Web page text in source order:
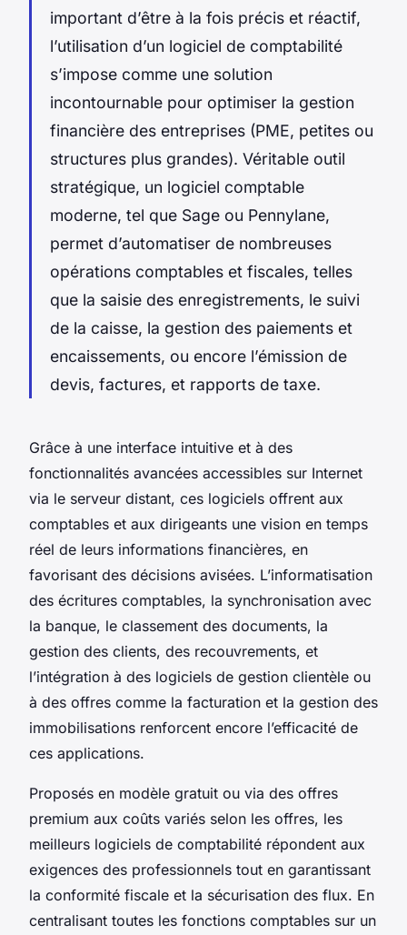
important d’être à la fois précis et réactif,
l’utilisation d’un logiciel de comptabilité
s’impose comme une solution
incontournable pour optimiser la gestion
financière des entreprises (PME, petites ou
structures plus grandes). Véritable outil
stratégique, un logiciel comptable
moderne, tel que Sage ou Pennylane,
permet d’automatiser de nombreuses
opérations comptables et fiscales, telles
que la saisie des enregistrements, le suivi
de la caisse, la gestion des paiements et
encaissements, ou encore l’émission de
devis, factures, et rapports de taxe.
Grâce à une interface intuitive et à des
fonctionnalités avancées accessibles sur Internet
via le serveur distant, ces logiciels offrent aux
comptables et aux dirigeants une vision en temps
réel de leurs informations financières, en
favorisant des décisions avisées. L’informatisation
des écritures comptables, la synchronisation avec
la banque, le classement des documents, la
gestion des clients, des recouvrements, et
l’intégration à des logiciels de gestion clientèle ou
à des offres comme la facturation et la gestion des
immobilisations renforcent encore l’efficacité de
ces applications.
Proposés en modèle gratuit ou via des offres
premium aux coûts variés selon les offres, les
meilleurs logiciels de comptabilité répondent aux
exigences des professionnels tout en garantissant
la conformité fiscale et la sécurisation des flux. En
centralisant toutes les fonctions comptables sur un